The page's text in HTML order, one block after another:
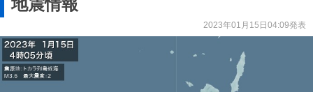
地震情報
2023年01月15日04:09発表